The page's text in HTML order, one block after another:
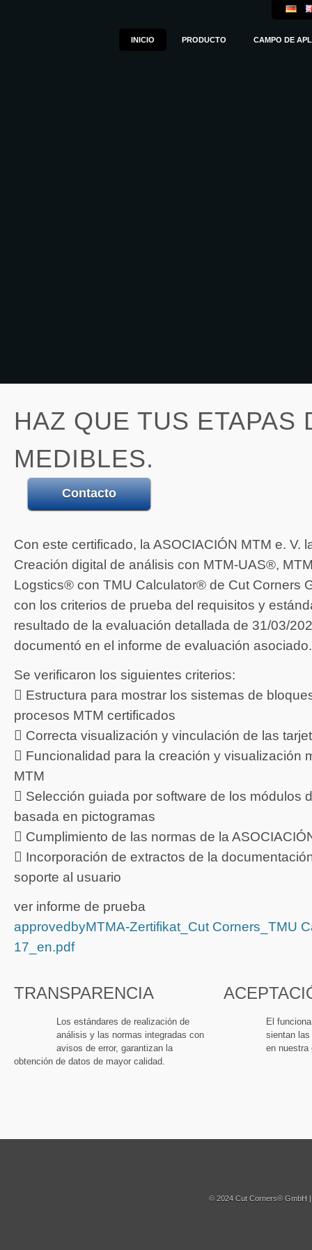
INICIO PRODUCTO CAMPO DE
HAZ QUE TUS ETAPAS
MEDIBLES.
Contacto
Con este certificado, la ASOCIACIÓN MTM e. V.
Creación digital de análisis con MTM-UAS®,
Logstics® con TMU Calculator® de Cut Corners
con los criterios de prueba del requisitos y
resultado de la evaluación detallada de 31/03/
documentó en el informe de evaluación asociado.
Se verificaron los siguientes criterios:
 Estructura para mostrar los sistemas de
procesos MTM certificados
 Correcta visualización y vinculación de las
 Funcionalidad para la creación y visualización
MTM
 Selección guiada por software de los módulos
basada en pictogramas
 Cumplimiento de las normas de la
 Incorporación de extractos de la
soporte al usuario
ver informe de prueba
approvedbyMTMA-Zertifikat_Cut Corners_TMU
17_en.pdf
TRANSPARENCIA
Los estándares de realización de
análisis y las normas integradas con
avisos de error, garantizan la
obtención de datos de mayor calidad.
El
sientan
en nuestra
© 2024 Cut Corners® GmbH